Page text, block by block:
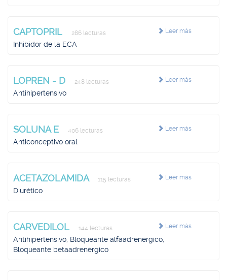
Leer más
CAPTOPRIL 286 lecturas
Inhibidor de la ECA
Leer más
LOPREN - D 248 lecturas
Antihipertensivo
Leer más
SOLUNA E 406 lecturas
Anticonceptivo oral
Leer más
ACETAZOLAMIDA 115 lecturas
Diurético
Leer más
CARVEDILOL 144 lecturas
Antihipertensivo, Bloqueante alfaadrenérgico,
Bloqueante betaadrenérgico